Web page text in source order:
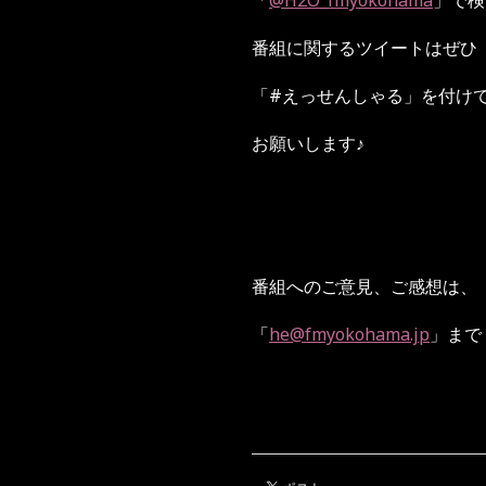
番組に関するツイートはぜひ
「#えっせんしゃる」を付け
お願いします♪
番組へのご意見、ご感想は、
「he@fmyokohama.jp 」まで